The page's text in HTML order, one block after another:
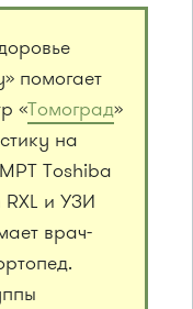
помогает
«Томоград»
на
Toshiba
и УЗИ
врач-